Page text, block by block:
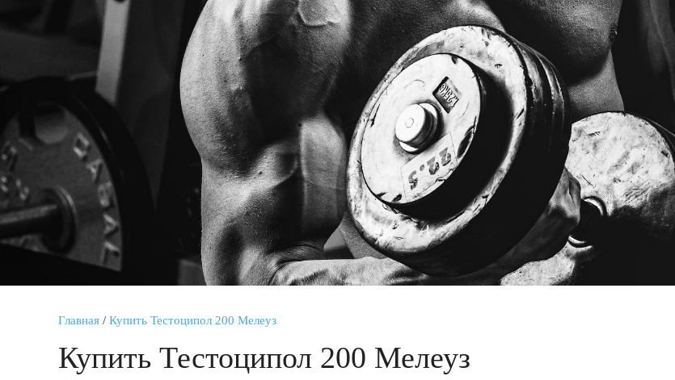
Главная / Купить Тестоципол 200 Мелеуз
Купить Тестоципол 200 Мелеуз